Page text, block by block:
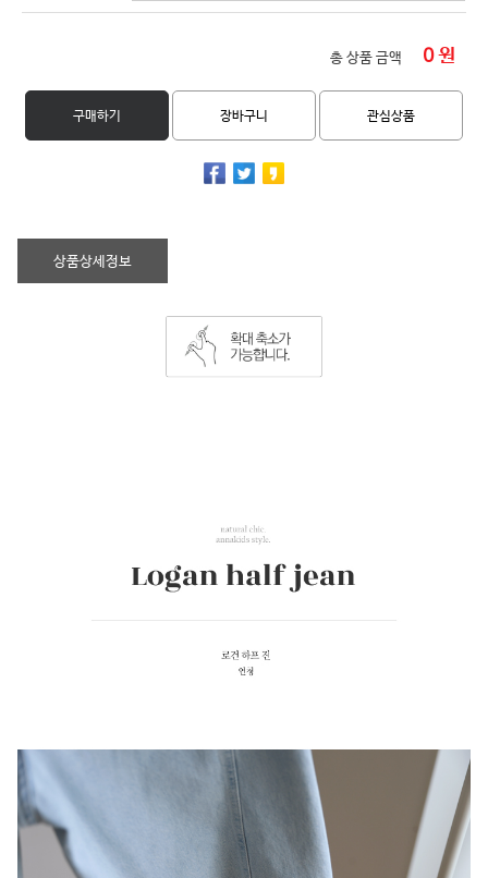
총 상품 금액 0원
구매하기 장바구니 관심상품
상품상세정보